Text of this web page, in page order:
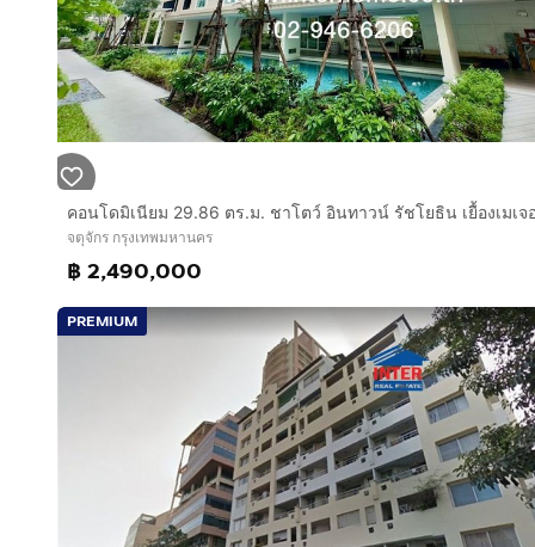
# โรงเรียนหอวัง : ระยะทางประมาณ 1.5 - 1.7 กม.
# โรงพยาบาลเปาโล เกษตร : ห่างออกไปประมาณ 1.2 กม.
การเดินทางสะดวก :
โครงการตั้งอยู่ติดถนนพหลโยธิน ฝั่งขาออก (มุ่งหน้าแยก
วิภาวดีรังสิต
# ทางด่วน : ใกล้จุดขึ้น-ลงทางด่วนโทลล์เวย์ (ด่านบางเข
# รถไฟฟ้า (BTS) : สถานี BTS รัชโยธิน (สายสีเขียว) โด
# รถโดยสารประจำทาง (รถเมล์) : มีป้ายรถเมล์อยู่หน้าโค
มีสายที่ผ่านดังนี้:
สายหลัก: 26, 34, 39, 59, 63, 107, 129, 185
สายปรับอากาศ: 503, 522, 543ก
มีรถตู้ให้บริการหลายเส้นทางที่ผ่านแยกรัชโยธิน เช่น :
สายปากเกร็ด - จตุจักร
สายสะพานใหม่ - อนุสาวรีย์ชัยฯ
สายรังสิต - จตุจักร / อนุสาวรีย์ชัยฯ
บริษัท อินเตอร์โฮม เรียลตี้ เอสเตท จำกัด
จตุจักร กรุงเทพมหานคร
฿ 2,490,000
PREMIUM